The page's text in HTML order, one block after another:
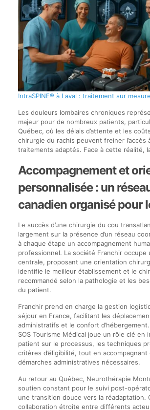
IntraSPINE® à Laval : traitement sur
Les douleurs lombaires chroniques
majeur pour de nombreux patients,
Québec, où les délais d’attente et les
chirurgie du rachis peuvent freiner l’accès
traitements adaptés. Face à cette réalité,
Accompagnement et
personnalisée : un
canadien organisé pour
Le succès d’une chirurgie du cou
largement sur la présence d’un réseau
à chaque étape un accompagnement
professionnel. La société Franchir occupe
centrale, proposant une orientation
identifie le meilleur établissement et le
recommandé selon la pathologie et les
du patient.
Franchir prend en charge la gestion
séjour en France, facilitant les
administratifs et le confort
SOS Tourisme Médical joue un rôle clé en
patient sur le processus, les techniques
critères d’éligibilité, tout en accompagnant
démarches administratives nécessaires.
Au retour au Québec, Neurothérapie
soutien constant pour le suivi post-
une transition douce vers la réadaptation.
collaboration étroite entre différents